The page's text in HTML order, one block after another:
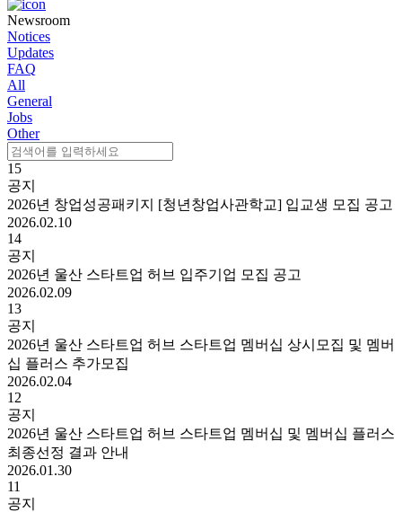
Newsroom
Notices
Updates
FAQ
All
General
Jobs
Other
15
공지
2026년 창업성공패키지 [청년창업사관학교] 입교생 모집 공고
2026.02.10
14
공지
2026년 울산 스타트업 허브 입주기업 모집 공고
2026.02.09
13
공지
2026년 울산 스타트업 허브 스타트업 멤버십 상시모집 및 멤버
십 플러스 추가모집
2026.02.04
12
공지
2026년 울산 스타트업 허브 스타트업 멤버십 및 멤버십 플러스
최종선정 결과 안내
2026.01.30
11
공지